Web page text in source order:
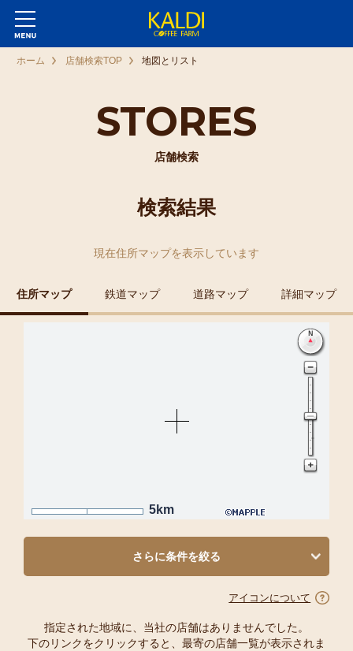
STORES
店舗検索
ホーム 店舗検索TOP 地図とリスト
検索結果
現在住所マップを表示しています
住所マップ 鉄道マップ 道路マップ 詳細マップ
5km
さらに条件を絞る
アイコンについて
指定された地域に、当社の店舗はありませんでした。
下のリンクをクリックすると、最寄の店舗一覧が表示されま